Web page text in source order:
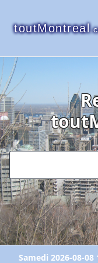
toutMontreal
Samedi 2026-08-08